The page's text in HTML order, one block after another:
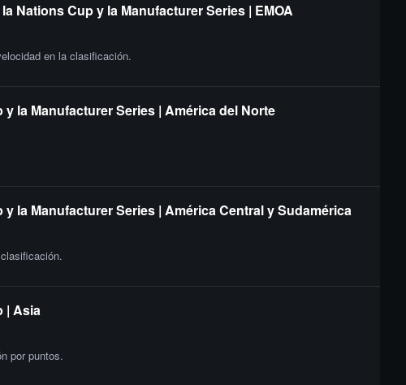
Nations Cup y la Manufacturer Series | EMOA
en la clasificación.
la Manufacturer Series | América del Norte
la Manufacturer Series | América Central y Sudamérica
| Asia
por puntos.